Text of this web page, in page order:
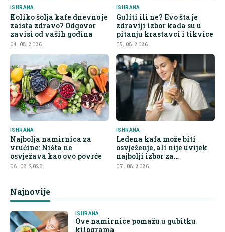
ISHRANA
Koliko šolja kafe dnevno je
zaista zdravo? Odgovor
zavisi od vaših godina
04. 08. 2026.
ISHRANA
Guliti ili ne? Evo šta je
zdraviji izbor kada su u
pitanju krastavci i tikvice
05. 08. 2026.
ISHRANA
Najbolja namirnica za
vrućine: Ništa ne
osvježava kao ovo povrće
06. 08. 2026.
ISHRANA
Ledena kafa može biti
osvježenje, ali nije uvijek
najbolji izbor za
hidrataciju
07. 08. 2026.
Najnovije
ISHRANA
Ove namirnice pomažu u gubitku
kilograma